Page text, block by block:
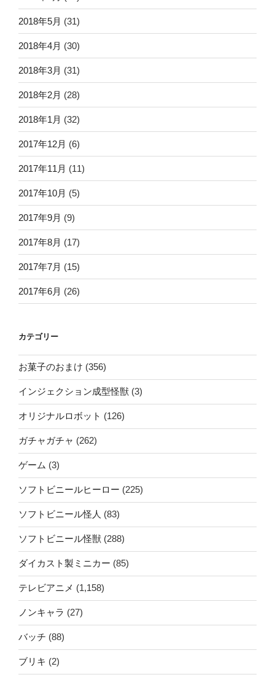
2018年5月 (31)
2018年4月 (30)
2018年3月 (31)
2018年2月 (28)
2018年1月 (32)
2017年12月 (6)
2017年11月 (11)
2017年10月 (5)
2017年9月 (9)
2017年8月 (17)
2017年7月 (15)
2017年6月 (26)
カテゴリー
お菓子のおまけ (356)
インジェクション成型怪獣 (3)
オリジナルロボット (126)
ガチャガチャ (262)
ゲーム (3)
ソフトビニールヒーロー (225)
ソフトビニール怪人 (83)
ソフトビニール怪獣 (288)
ダイカスト製ミニカー (85)
テレビアニメ (1,158)
ノンキャラ (27)
バッチ (88)
ブリキ (2)